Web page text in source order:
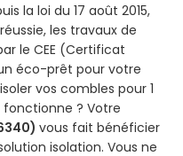
la loi du 17 août 2015,
les travaux de
le CEE (Certificat
éco-prêt pour votre
vos combles pour 1
? Votre
vous fait bénéficier
isolation. Vous ne